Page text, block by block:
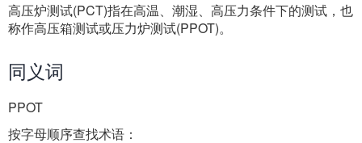
高压炉测试(PCT)指在高温、潮湿、高压力条件下的测试，也
称作高压箱测试或压力炉测试(PPOT)。
同义词
PPOT
按字母顺序查找术语：